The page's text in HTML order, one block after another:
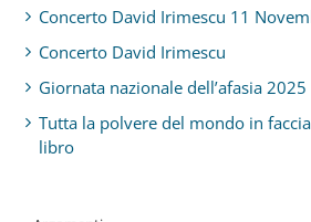
Concerto David Irimescu 11
Concerto David Irimescu
Giornata nazionale dell’afasia 2025
Tutta la polvere del mondo in
libro